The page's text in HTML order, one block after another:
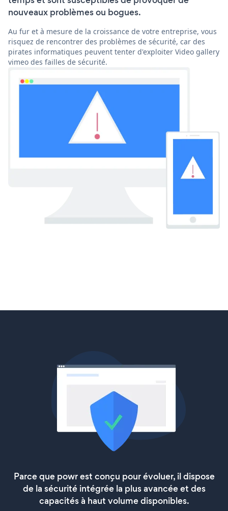
nouveaux problèmes ou bogues.
Au fur et à mesure de la croissance de votre entreprise, vous
risquez de rencontrer des problèmes de sécurité, car des
pirates informatiques peuvent tenter d'exploiter Video gallery
vimeo des failles de sécurité.
Parce que powr est conçu pour évoluer, il dispose
de la sécurité intégrée la plus avancée et des
capacités à haut volume disponibles.